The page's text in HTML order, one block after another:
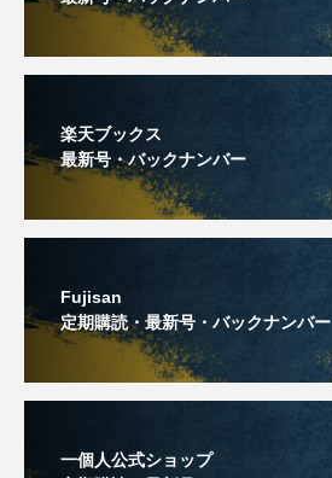
楽天ブックス
最新号・バックナンバー
Fujisan
定期購読・最新号・バックナンバー
一個人公式ショップ